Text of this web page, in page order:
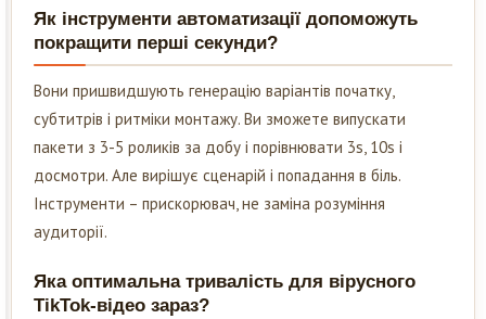
Як інструменти автоматизації допоможуть
покращити перші секунди?
Вони пришвидшують генерацію варіантів початку,
субтитрів і ритміки монтажу. Ви зможете випускати
пакети з 3-5 роликів за добу і порівнювати 3s, 10s і
досмотри. Але вирішує сценарій і попадання в біль.
Інструменти – прискорювач, не заміна розуміння
аудиторії.
Яка оптимальна тривалість для вірусного
TikTok-відео зараз?